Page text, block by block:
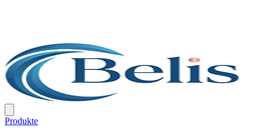
Produkte